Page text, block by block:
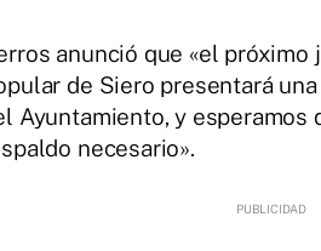
anunció que «el próximo
de Siero presentará
Ayuntamiento, y esperamos
necesario».